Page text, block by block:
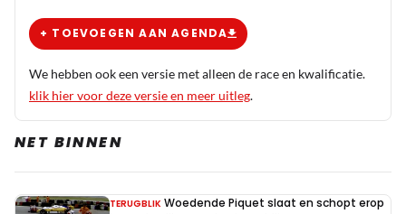
Dit bericht is aangepast op:20-11
Sientje
20 november 2025 15:57
hebben…zeker niet dat ze bang voor hem zijn. Je
hoort het aan de uitlatingen in interviews hoe
teamleden over Max praten….bij RedBull zien ze
+ TOEVOEGEN AAN AGENDA
We hebben ook een versie met alleen de race en kwalificatie.
klik hier voor deze versie en meer uitleg.
NET BINNEN
TERUGBLIK Woedende Piquet slaat en schopt erop